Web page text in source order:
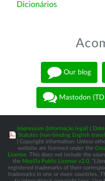
Dicionários
Our blog
Mastodon
Impressum (Informação legal)
Statutes (non-binding English
| Copyright information: Unless
website are licensed under the
License . This does not include the
the Mozilla Public License v2.0 .
registered trademarks of their
trademarks in one or more countries.